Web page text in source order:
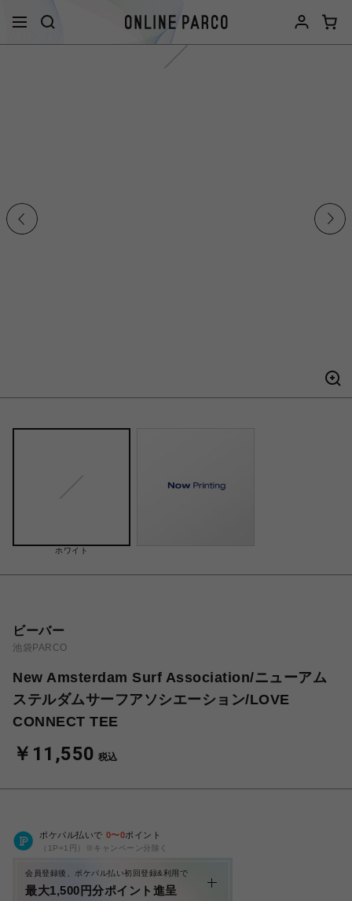
ホワイト
ビーバー
池袋PARCO
New Amsterdam Surf Association/ニューアム
ステルダムサーフアソシエーション/LOVE
CONNECT TEE
￥11,550 税込
ポケパル払いで 0〜0ポイント
（1P=1円）※キャンペーン分除く
会員登録後、ポケパル払い初回登録&利用で
最大1,500円分ポイント進呈